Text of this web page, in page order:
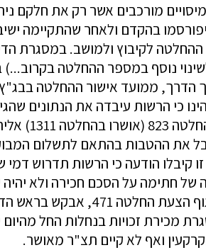
ומיסויים מורכבים אשר רק את
בתיקוניםלהחלטה 1155 (תתכוננו לשינוי
כי הרשות עיבדה את הנתונים
את ההטבות בהתאם לתשלום
קיבלו הודעה כי הרשות תדרוש
של חתימה על הסכם חכירה ולא
לא מוסדרים בהן יתבצע
מכירת זכויות בנחלות החל
ואף לא קיים תצ"ר מאושר.